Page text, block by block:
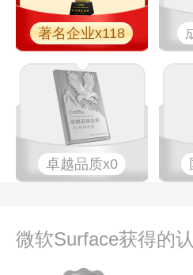
著名企业x118
卓越品质x0
微软Surface获得的